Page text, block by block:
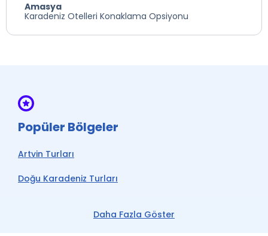
Amasya
Karadeniz Otelleri Konaklama Opsiyonu
Daha Fazla Göster
Popüler Bölgeler
Artvin Turları
Doğu Karadeniz Turları